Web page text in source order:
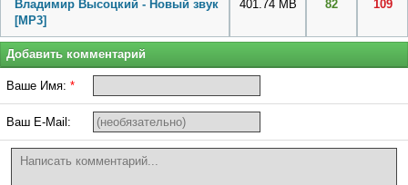
Владимир Высоцкий - Новый звук
[MP3]
401.74 MB 82 109
Добавить комментарий
Ваше Имя: *
Ваш E-Mail: